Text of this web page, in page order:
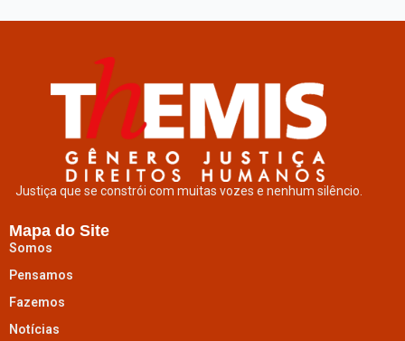
Justiça que se constrói com muitas vozes e nenhum silêncio.
Mapa do Site
Somos
Pensamos
Fazemos
Notícias